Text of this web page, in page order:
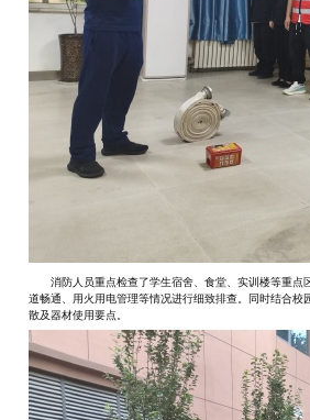
消防人员重点检查了学生宿舍、食堂、实训楼等重点
道畅通、用火用电管理等情况进行细致排查。同时结合校
散及器材使用要点。